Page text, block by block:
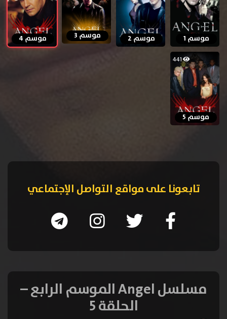
موسم 1 موسم 2 موسم 3 موسم 4
441
موسم 5
تابعونا على مواقع التواصل الإجتماعي
مسلسل Angel الموسم الرابع –
الحلقة 5